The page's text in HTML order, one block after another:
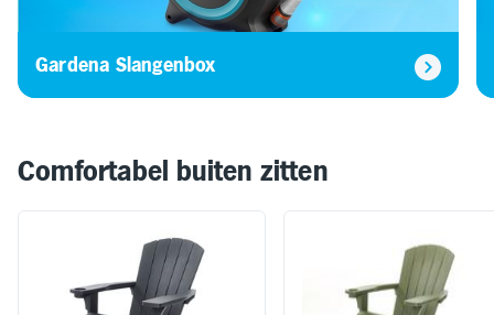
Gardena Slangenbox
Comfortabel buiten zitten